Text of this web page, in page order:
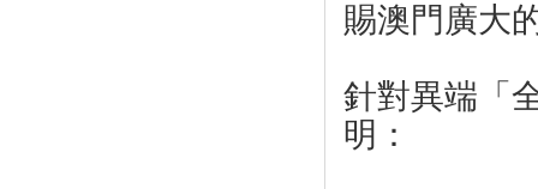
賜澳門廣大
針對異端 「
明：